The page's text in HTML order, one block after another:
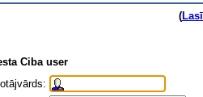
(
Ciba user